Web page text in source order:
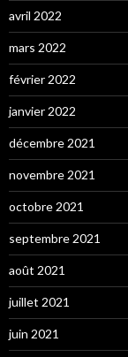
avril 2022
mars 2022
février 2022
janvier 2022
décembre 2021
novembre 2021
octobre 2021
septembre 2021
août 2021
juillet 2021
juin 2021